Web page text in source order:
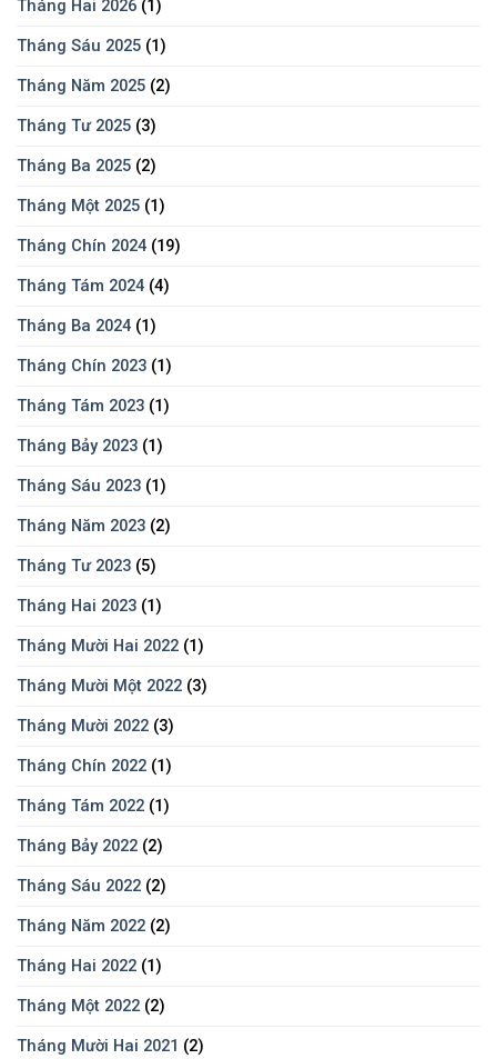
Tháng Hai 2026 (1)
Tháng Sáu 2025 (1)
Tháng Năm 2025 (2)
Tháng Tư 2025 (3)
Tháng Ba 2025 (2)
Tháng Một 2025 (1)
Tháng Chín 2024 (19)
Tháng Tám 2024 (4)
Tháng Ba 2024 (1)
Tháng Chín 2023 (1)
Tháng Tám 2023 (1)
Tháng Bảy 2023 (1)
Tháng Sáu 2023 (1)
Tháng Năm 2023 (2)
Tháng Tư 2023 (5)
Tháng Hai 2023 (1)
Tháng Mười Hai 2022 (1)
Tháng Mười Một 2022 (3)
Tháng Mười 2022 (3)
Tháng Chín 2022 (1)
Tháng Tám 2022 (1)
Tháng Bảy 2022 (2)
Tháng Sáu 2022 (2)
Tháng Năm 2022 (2)
Tháng Hai 2022 (1)
Tháng Một 2022 (2)
Tháng Mười Hai 2021 (2)